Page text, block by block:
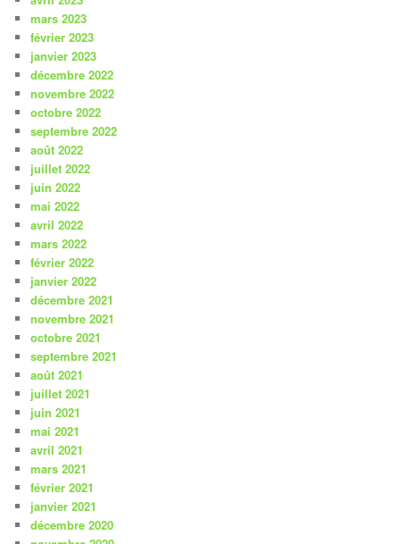
mars 2023
février 2023
janvier 2023
décembre 2022
novembre 2022
octobre 2022
septembre 2022
août 2022
juillet 2022
juin 2022
mai 2022
avril 2022
mars 2022
février 2022
janvier 2022
décembre 2021
novembre 2021
octobre 2021
septembre 2021
août 2021
juillet 2021
juin 2021
mai 2021
avril 2021
mars 2021
février 2021
janvier 2021
décembre 2020